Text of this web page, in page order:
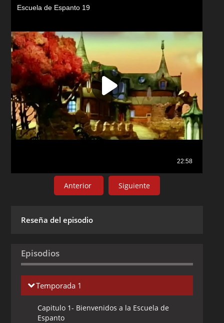
Anterior Siguiente
Reseña del episodio
Episodios
Temporada 1
Capitulo 1- Bienvenidos a la Escuela de
Espanto